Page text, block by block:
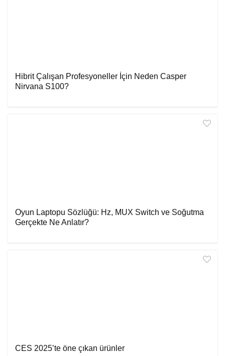
Hibrit Çalışan Profesyoneller İçin Neden Casper
Nirvana S100?
Oyun Laptopu Sözlüğü: Hz, MUX Switch ve Soğutma
Gerçekte Ne Anlatır?
CES 2025’te öne çıkan ürünler